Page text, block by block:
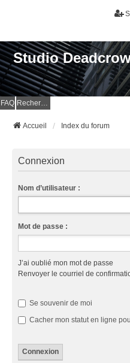
Studio
FAQ Rechercher
Accueil Index du forum
Connexion
Nom d’utilisateur :
Mot de passe :
J’ai oublié mon mot de passe
Renvoyer le courriel de
Se souvenir de moi
Cacher mon statut en ligne